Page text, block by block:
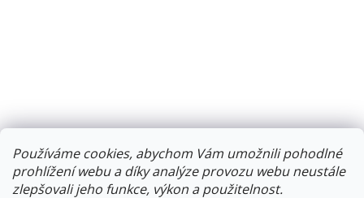
Používáme cookies, abychom Vám umožnili pohodlné
prohlížení webu a díky analýze provozu webu neustále
zlepšovali jeho funkce, výkon a použitelnost.